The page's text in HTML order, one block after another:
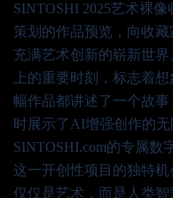
SINTOSHI 2025艺术裸
策划的作品预览，向收
充满艺术创新的崭新世
上的重要时刻，标志着
幅作品都讲述了一个故
时展示了AI增强创作的
SINTOSHI.com的专属数
这一开创性项目的独特
仅仅是艺术，而是人类